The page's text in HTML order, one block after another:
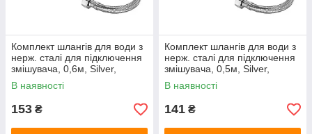
Комплект шлангів для води з
нерж. сталі для підключення
змішувача, 0,6м, Silver,
Blister-box
В наявності
153 ₴
Комплект шлангів для води з
нерж. сталі для підключення
змішувача, 0,5м, Silver,
Blister-box
В наявності
141 ₴